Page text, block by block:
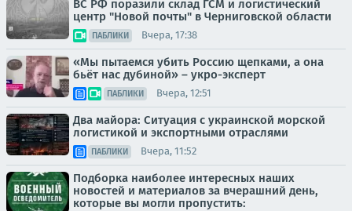
ВС РФ поразили склад ГСМ и логистический
центр "Новой почты" в Черниговской области
ПАБЛИКИ Вчера, 17:38
«Мы пытаемся убить Россию щепками, а она
бьёт нас дубиной» – укро-эксперт
ПАБЛИКИ Вчера, 12:51
Два майора: Ситуация с украинской морской
логистикой и экспортными отраслями
ПАБЛИКИ Вчера, 11:52
Подборка наиболее интересных наших
новостей и материалов за вчерашний день,
которые вы могли пропустить: